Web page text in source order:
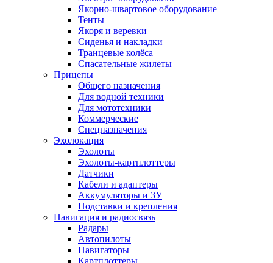
Якорно-швартовое оборудование
Тенты
Якоря и веревки
Сиденья и накладки
Транцевые колёса
Спасательные жилеты
Прицепы
Общего назначения
Для водной техники
Для мототехники
Коммерческие
Спецназначения
Эхолокация
Эхолоты
Эхолоты-картплоттеры
Датчики
Кабели и адаптеры
Аккумуляторы и ЗУ
Подставки и крепления
Навигация и радиосвязь
Радары
Автопилоты
Навигаторы
Картплоттеры